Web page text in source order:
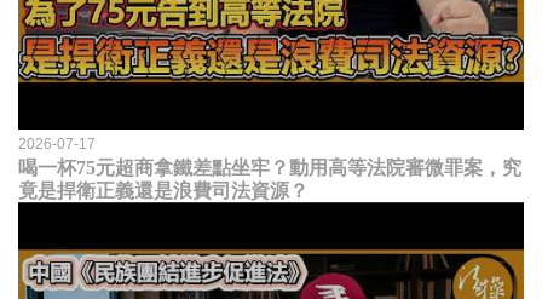
2026-07-17
喝一杯75元超商拿鐵差點坐牢？動用高等法院審微罪案，究
竟是捍衛正義還是浪費司法資源？